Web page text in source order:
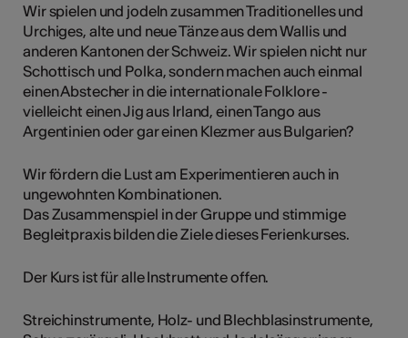
Wir spielen und jodeln zusammen Traditionelles und
Urchiges, alte und neue Tänze aus dem Wallis und
anderen Kantonen der Schweiz. Wir spielen nicht nur
Schottisch und Polka, sondern machen auch einmal
einen Abstecher in die internationale Folklore -
vielleicht einen Jig aus Irland, einen Tango aus
Argentinien oder gar einen Klezmer aus Bulgarien?
Wir fördern die Lust am Experimentieren auch in
ungewohnten Kombinationen.
Das Zusammenspiel in der Gruppe und stimmige
Begleitpraxis bilden die Ziele dieses Ferienkurses.
Der Kurs ist für alle Instrumente offen.
Streichinstrumente, Holz- und Blechblasinstrumente,